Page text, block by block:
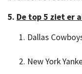
5. De top 5 ziet er
Dallas
New York